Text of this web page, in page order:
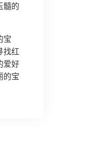
髓的
宝
找红
爱好
的宝